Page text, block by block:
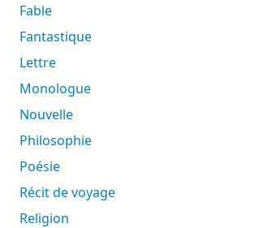
Fable
Fantastique
Lettre
Monologue
Nouvelle
Philosophie
Poésie
Récit de voyage
Religion